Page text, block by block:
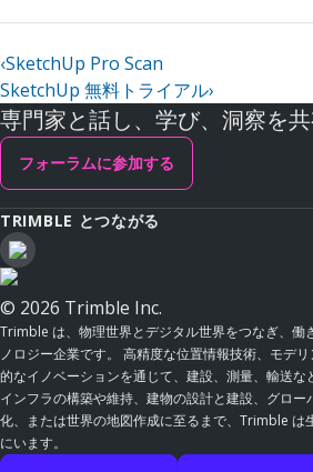
‹SketchUp Pro Scan
SketchUp 無料トライアル›
専門家と話し、学び、洞察を
フォーラムに参加する
TRIMBLE とつながる
© 2026 Trimble Inc.
Trimble は、物理世界とデジタル世界をつなぎ、働
ノロジー企業です。 高精度な位置情報技術、モデ
的なイノベーションを通じて、建設、測量、輸送な
インフラの構築や維持、建物の設計と建設、グロ
化、または世界の地図作成に至るまで、Trimble は
にいます。